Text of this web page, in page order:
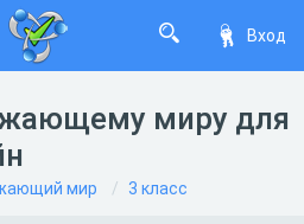
Вход
миру для
мир 3 класс